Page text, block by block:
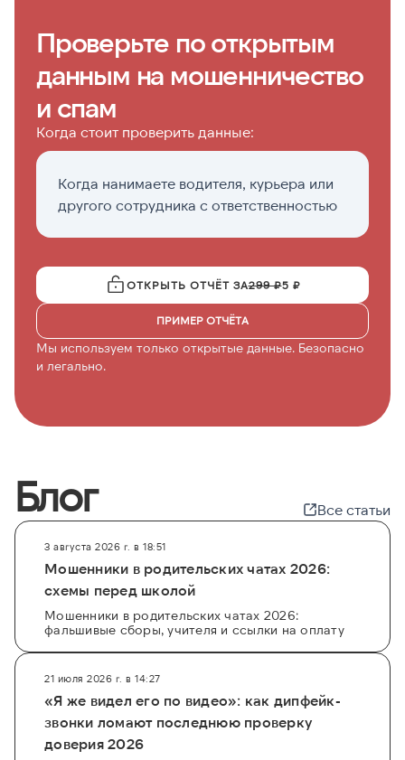
Проверьте по открытым
данным на мошенничество
и спам
Когда стоит проверить данные:
Когда нанимаете водителя, курьера или
другого сотрудника с ответственностью
ОТКРЫТЬ ОТЧЁТ ЗА299 ₽5 ₽
ПРИМЕР ОТЧЁТА
Мы используем только открытые данные. Безопасно
и легально.
Блог Все статьи
3 августа 2026 г. в 18:51
Мошенники в родительских чатах 2026:
схемы перед школой
Мошенники в родительских чатах 2026:
фальшивые сборы, учителя и ссылки на оплату
21 июля 2026 г. в 14:27
«Я же видел его по видео»: как дипфейк-
звонки ломают последнюю проверку
доверия 2026